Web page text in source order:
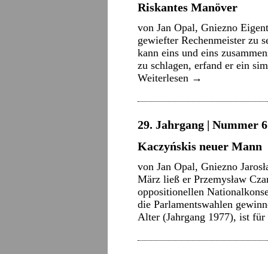
Riskantes Manöver
von Jan Opal, Gniezno
gewiefter Rechenmeister zu
kann eins und eins
zu schlagen, erfand er ein
Weiterlesen →
29. Jahrgang | Nummer
Kaczyńskis neuer Mann
von Jan Opal, Gniezno
März ließ er Przemysław
oppositionellen
die Parlamentswahlen
Alter (Jahrgang 1977), ist